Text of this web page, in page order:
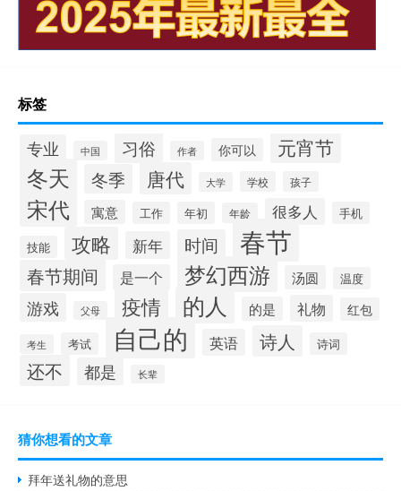
标签
专业 中国 习俗 作者 你可以 元宵节
冬天 冬季 唐代 大学 学校 孩子
宋代 寓意 工作 年初 年龄 很多人
手机
技能
攻略 新年 时间 春节
春节期间 是一个 梦幻西游 汤圆 温度
游戏 父母 疫情 的人 的是 礼物 红包
考生 考试 自己的 英语 诗人 诗词
还不 都是 长辈
猜你想看的文章
拜年送礼物的意思